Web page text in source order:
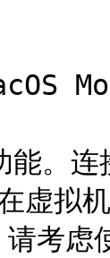
。连
虚拟
请考